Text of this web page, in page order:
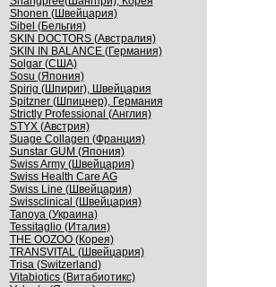
Shonen (Швейцария)
Sibel (Бельгия)
SKIN DOCTORS (Австралия)
SKIN IN BALANCE (Германия)
Solgar (США)
Sosu (Япония)
Spirig (Шпириг), Швейцария
Spitzner (Шпицнер), Германия
Strictly Professional (Англия)
STYX (Австрия)
Suage Collagen (Франция)
Sunstar GUM (Япония)
Swiss Army (Швейцария)
Swiss Health Care AG
Swiss Line (Швейцария)
Swissсlinical (Швейцария)
Tanoya (Украина)
Tessitaglio (Италия)
THE OOZOO (Корея)
TRANSVITAL (Швейцария)
Trisa (Switzerland)
Vitabiotics (Витабиотикс)